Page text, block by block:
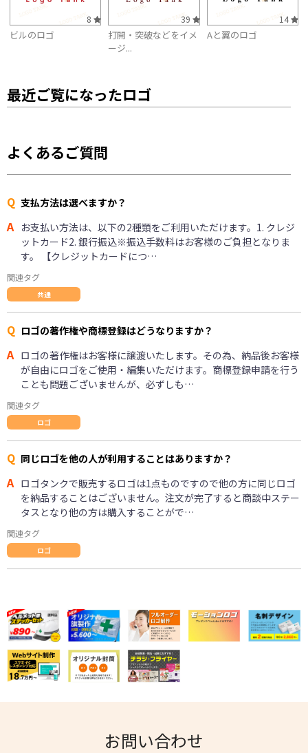
8
ビルのロゴ
39
打開・突破などをイメ
ージ...
14
Aと翼のロゴ
最近ご覧になったロゴ
よくあるご質問
Q 支払方法は選べますか？
A お支払い方法は、以下の2種類をご利用いただけます。1. クレジ
ットカード2. 銀行振込※振込手数料はお客様のご負担となりま
す。 【クレジットカードにつ…
関連タグ
共通
Q ロゴの著作権や商標登録はどうなりますか？
A ロゴの著作権はお客様に譲渡いたします。その為、納品後お客様
が自由にロゴをご使用・編集いただけます。商標登録申請を行う
ことも問題ございませんが、必ずしも…
関連タグ
ロゴ
Q 同じロゴを他の人が利用することはありますか？
A ロゴタンクで販売するロゴは1点ものですので他の方に同じロゴ
を納品することはございません。注文が完了すると商談中ステー
タスとなり他の方は購入することがで…
関連タグ
ロゴ
お問い合わせ